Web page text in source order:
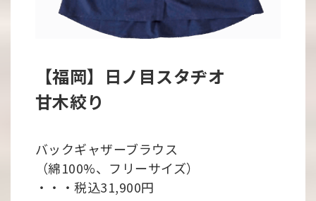
【福岡】日ノ目スタヂオ
甘木絞り
バックギャザーブラウス
（綿100%、フリーサイズ）
・・・税込31,900円